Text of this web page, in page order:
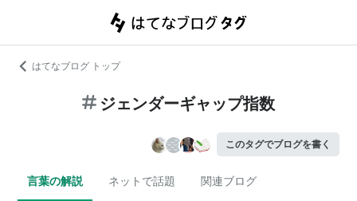
はてなブログ トップ
ジェンダーギャップ指数
このタグでブログを書く
言葉の解説 ネットで話題 関連ブログ